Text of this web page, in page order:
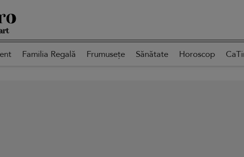
Familia Regală Frumusețe Sănătate Horoscop